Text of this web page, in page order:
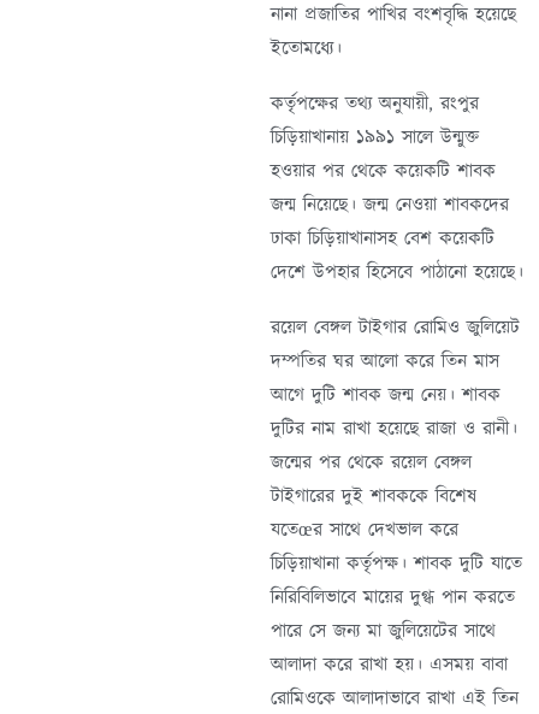
নানা প্রজাতির পাখির বংশবৃদ্ধি হয়েছে
ইতোমধ্যে।
কর্তৃপক্ষের তথ্য অনুযায়ী, রংপুর
চিড়িয়াখানায় ১৯৯১ সালে উন্মুক্ত
হওয়ার পর থেকে কয়েকটি শাবক
জন্ম নিয়েছে। জন্ম নেওয়া শাবকদের
ঢাকা চিড়িয়াখানাসহ বেশ কয়েকটি
দেশে উপহার হিসেবে পাঠানো হয়েছে।
রয়েল বেঙ্গল টাইগার রোমিও জুলিয়েট
দম্পতির ঘর আলো করে তিন মাস
আগে দুটি শাবক জন্ম নেয়। শাবক
দুটির নাম রাখা হয়েছে রাজা ও রানী।
জন্মের পর থেকে রয়েল বেঙ্গল
টাইগারের দুই শাবককে বিশেষ
যতেœর সাথে দেখভাল করে
চিড়িয়াখানা কর্তৃপক্ষ। শাবক দুটি যাতে
নিরিবিলিভাবে মায়ের দুগ্ধ পান করতে
পারে সে জন্য মা জুলিয়েটের সাথে
আলাদা করে রাখা হয়। এসময় বাবা
রোমিওকে আলাদাভাবে রাখা এই তিন